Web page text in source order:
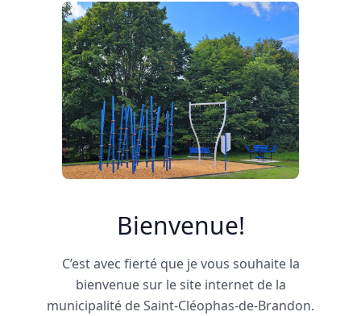
Bienvenue!
C’est avec fierté que je vous souhaite la
bienvenue sur le site internet de la
municipalité de Saint-Cléophas-de-Brandon.